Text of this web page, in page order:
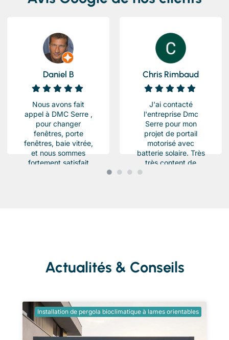
Daniel B
Nous avons fait
appel à DMC Serre ,
pour changer
fenêtres, porte
fenêtres, baie vitrée,
et nous sommes
fortement satisfait
Chris Rimbaud
J'ai contacté
l'entreprise Dmc
Serre pour mon
projet de portail
motorisé avec
batterie solaire. Très
très content de
l'équipe Beau travail
Actualités & Conseils
Installation de pergola bioclimatique à lames orientables